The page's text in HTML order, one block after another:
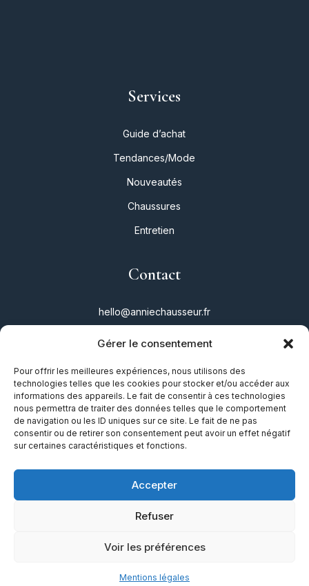
Gérer le consentement
Pour offrir les meilleures expériences, nous utilisons des
technologies telles que les cookies pour stocker et/ou accéder aux
informations des appareils. Le fait de consentir à ces technologies
nous permettra de traiter des données telles que le comportement
de navigation ou les ID uniques sur ce site. Le fait de ne pas
consentir ou de retirer son consentement peut avoir un effet négatif
sur certaines caractéristiques et fonctions.
Accepter
Refuser
Voir les préférences
Mentions légales
Services
Guide d’achat
Tendances/Mode
Nouveautés
Chaussures
Entretien
Contact
hello@anniechausseur.fr
Instagram
Twitter
Facebook